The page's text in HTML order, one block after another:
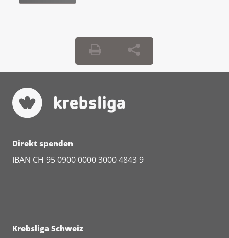
In den spezialisierten Zentren werden Sie
sorgfältig über mögliche Nebenwirkungen
aufgeklärt. Fragen Sie bei Ihrem
dieser Therapieform haben.
Direkt spenden
IBAN CH 95 0900 0000 3000 4843 9
Krebsliga Schweiz